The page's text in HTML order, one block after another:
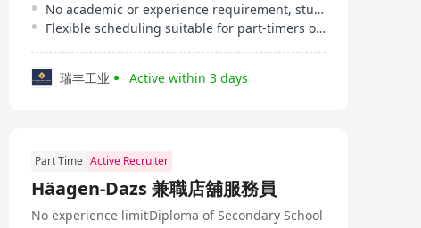
No academic or experience requirement, students welcome
Flexible scheduling suitable for part-timers or caregivers
瑞丰工业 Active within 3 days
Part Time Active Recruiter
Häagen-Dazs 兼職店舖服務員
No experience limitDiploma of Secondary School